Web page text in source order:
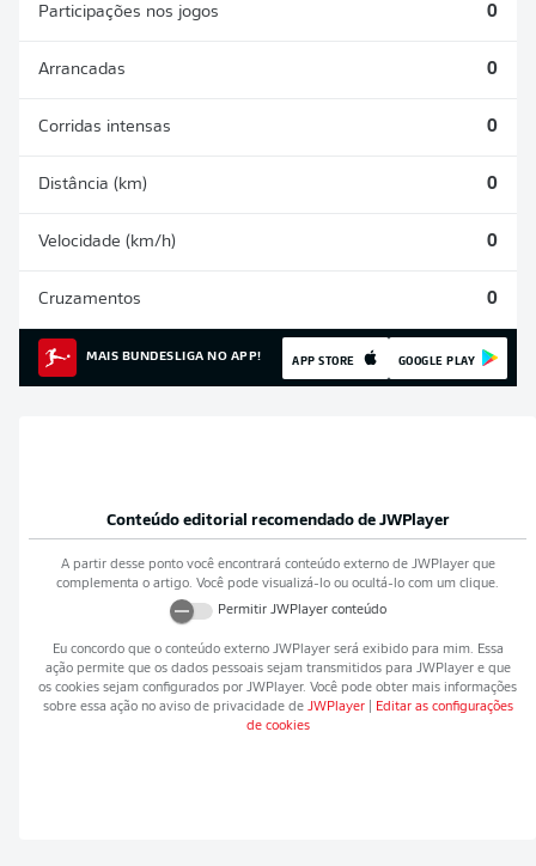
Participações nos jogos 0
Arrancadas 0
Corridas intensas 0
Distância (km) 0
Velocidade (km/h) 0
Cruzamentos 0
MAIS BUNDESLIGA NO APP! APP STORE GOOGLE PLAY
Conteúdo editorial recomendado de JWPlayer
A partir desse ponto você encontrará conteúdo externo de JWPlayerque
complementa o artigo. Você pode visualizá-lo ou ocultá-lo com um clique.
Permitir JWPlayerconteúdo
Eu concordo que o conteúdo externo JWPlayerserá exibido para mim. Essa
ação permite que os dados pessoais sejam transmitidos para JWPlayere que
os cookies sejam configurados por JWPlayer. Você pode obter mais informações
sobre essa ação no aviso de privacidade de JWPlayer
Editar as configurações
de cookies